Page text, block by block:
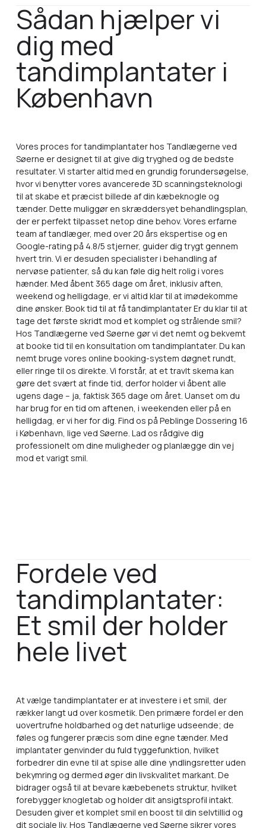
Sådan hjælper vi
dig med
tandimplantater i
København
Vores proces for tandimplantater hos Tandlægerne ved
Søerne er designet til at give dig tryghed og de bedste
resultater. Vi starter altid med en grundig forundersøgelse,
hvor vi benytter vores avancerede 3D scanningsteknologi
til at skabe et præcist billede af din kæbeknogle og
tænder. Dette muliggør en skræddersyet behandlingsplan,
der er perfekt tilpasset netop dine behov. Vores erfarne
team af tandlæger, med over 20 års ekspertise og en
Google-rating på 4.8/5 stjerner, guider dig trygt gennem
hvert trin. Vi er desuden specialister i behandling af
nervøse patienter, så du kan føle dig helt rolig i vores
hænder. Med åbent 365 dage om året, inklusiv aften,
weekend og helligdage, er vi altid klar til at imødekomme
dine ønsker. Book tid til at få tandimplantater Er du klar til at
tage det første skridt mod et komplet og strålende smil?
Hos Tandlægerne ved Søerne gør vi det nemt og bekvemt
at booke tid til en konsultation om tandimplantater. Du kan
nemt bruge vores online booking-system døgnet rundt,
eller ringe til os direkte. Vi forstår, at et travlt skema kan
gøre det svært at finde tid, derfor holder vi åbent alle
ugens dage – ja, faktisk 365 dage om året. Uanset om du
har brug for en tid om aftenen, i weekenden eller på en
helligdag, er vi her for dig. Find os på Peblinge Dossering 16
i København, lige ved Søerne. Lad os rådgive dig
professionelt om dine muligheder og planlægge din vej
mod et varigt smil.
Fordele ved
tandimplantater:
Et smil der holder
hele livet
At vælge tandimplantater er at investere i et smil, der
rækker langt ud over kosmetik. Den primære fordel er den
uovertrufne holdbarhed og det naturlige udseende; de
føles og fungerer præcis som dine egne tænder. Med
implantater genvinder du fuld tyggefunktion, hvilket
forbedrer din evne til at spise alle dine yndlingsretter uden
bekymring og dermed øger din livskvalitet markant. De
bidrager også til at bevare kæbebenets struktur, hvilket
forebygger knogletab og holder dit ansigtsprofil intakt.
Desuden giver et komplet smil en boost til din selvtillid og
dit sociale liv. Hos Tandlægerne ved Søerne sikrer vores